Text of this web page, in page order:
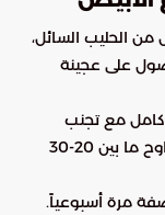
الحليب السائل،
على عجينة
كامل مع تجنب
المنطقة المحيطة بالعين، وتركه لمدة تتراوح ما بين 20-30
مرة أسبوعياً.